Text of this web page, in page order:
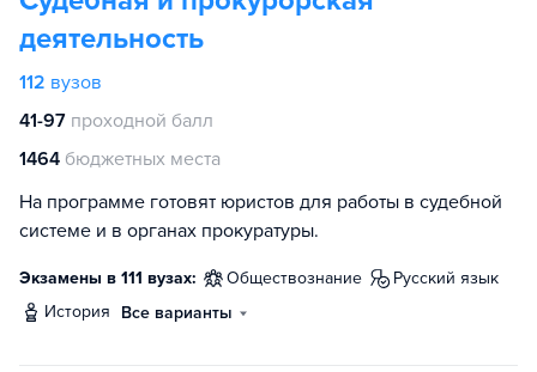
деятельность
112 вузов
41-97 проходной балл
1464 бюджетных места
На программе готовят юристов для работы в судебной
системе и в органах прокуратуры.
Экзамены в 111 вузах: обществознание
русский язык
история
Все варианты